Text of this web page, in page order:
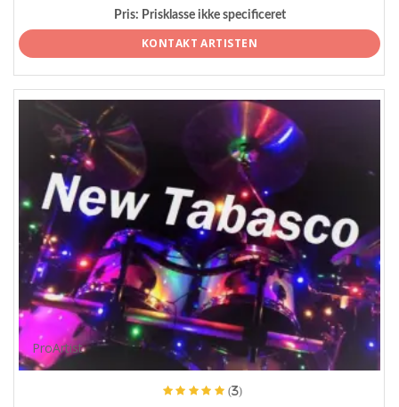
Pris: Prisklasse ikke specificeret
KONTAKT ARTISTEN
ProArtist
(3)